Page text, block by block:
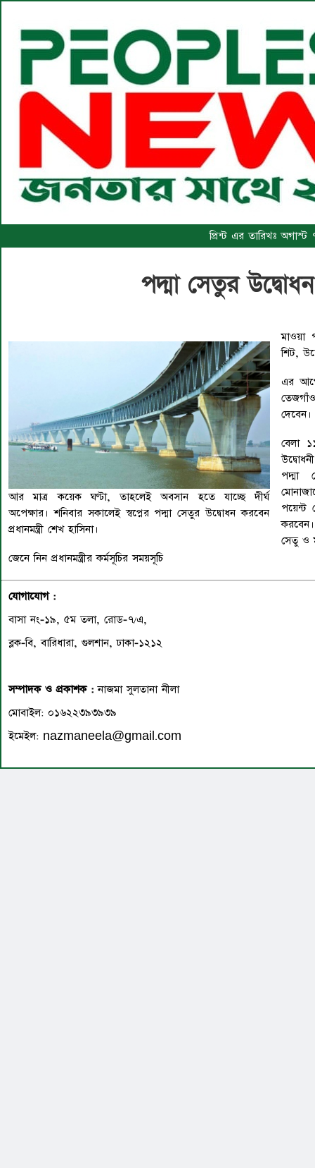
প্রিন্ট এর তারিখঃ
পদ্মা সেতুর
আর মাত্র কয়েক ঘণ্টা, তাহলেই অবসান হতে যাচ্ছে দীর্ঘ
অপেক্ষার। শনিবার সকালেই স্বপ্নের পদ্মা সেতুর উদ্বোধন করবেন
প্রধানমন্ত্রী শেখ হাসিনা।
জেনে নিন প্রধানমন্ত্রীর কর্মসূচির সময়সূচি
মাওয়া
শিট,
এর আগে
দেবেন।
বেলা
পদ্মা
পয়েন্ট
করবেন।
সেতু ও
যোগাযোগ :
বাসা নং-১৯, ৫ম তলা, রোড-৭/এ,
ব্লক-বি, বারিধারা, গুলশান, ঢাকা-১২১২
সম্পাদক ও প্রকাশক : নাজমা সুলতানা নীলা
মোবাইল: ০১৬২২৩৯৩৯৩৯
ইমেইল: nazmaneela@gmail.com